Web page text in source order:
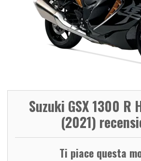
Suzuki GSX 1300 R
(2021)
Ti piace questa